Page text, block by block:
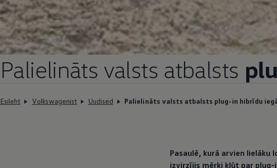
Palielināts valsts atbalsts
Esileht Volkswagenist Uudised Palielināts valsts atbalsts plug-in hibrīdu
Pasaulē, kurā arvien lielāku
izvirzījis mērķi kļūt par